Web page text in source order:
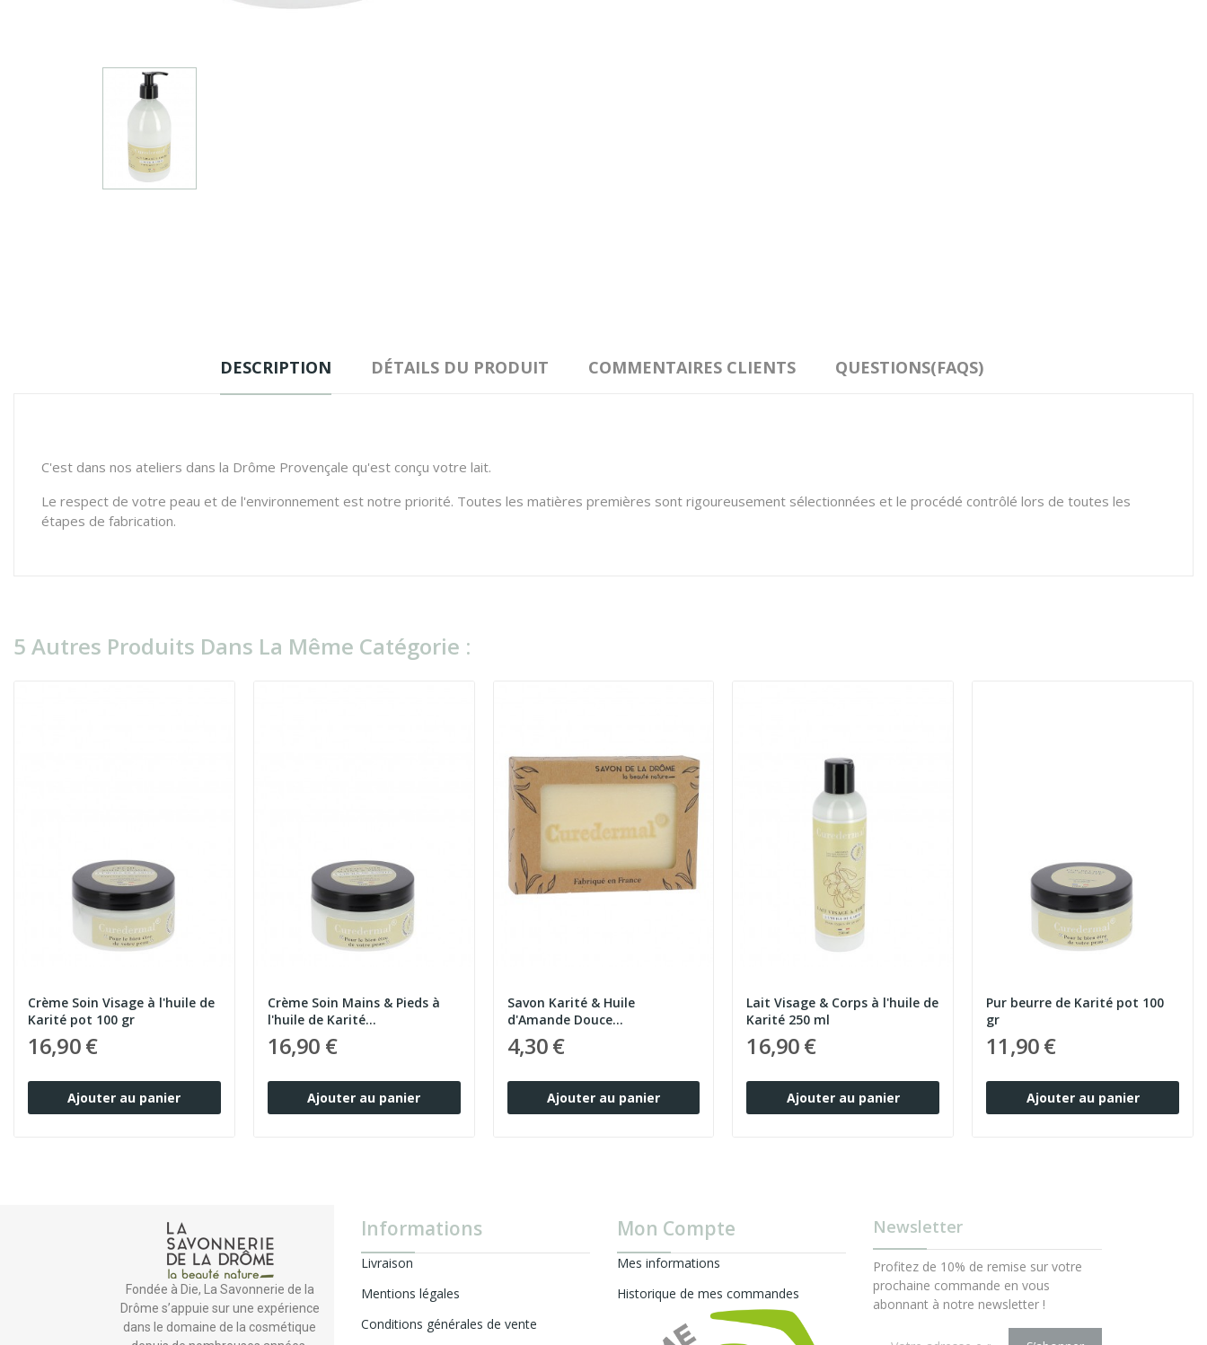
DESCRIPTION DÉTAILS DU PRODUIT COMMENTAIRES CLIENTS QUESTIONS(FAQS)
C'est dans nos ateliers dans la Drôme Provençale qu'est conçu votre lait.
Le respect de votre peau et de l'environnement est notre priorité. Toutes les matières premières sont rigoureusement sélectionnées et le procédé contrôlé lors de toutes les
étapes de fabrication.
5 Autres Produits Dans La Même Catégorie :
Crème Soin Visage à l'huile de
Karité pot 100 gr
16,90 €
Ajouter au panier
Crème Soin Mains & Pieds à
l'huile de Karité...
16,90 €
Ajouter au panier
Savon Karité & Huile
d'Amande Douce
Curedermal...
4,30 €
Ajouter au panier
Lait Visage & Corps à l'huile de
Karité 250 ml
16,90 €
Ajouter au panier
Pur beurre de Karité pot 100
gr
11,90 €
Ajouter au panier
Fondée à Die, La Savonnerie de la
Drôme s’appuie sur une expérience
dans le domaine de la cosmétique
Informations
Livraison
Mentions légales
Conditions générales de vente
Mon Compte
Mes informations
Historique de mes commandes
Newsletter
Profitez de 10% de remise sur votre
prochaine commande en vous
abonnant à notre newsletter !